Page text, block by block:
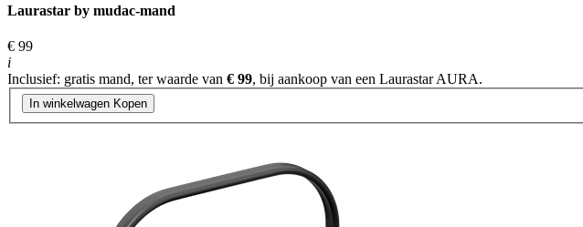
Laurastar by mudac-mand
€ 99
i
Inclusief: gratis mand, ter waarde van € 99, bij aankoop van een Laurastar AURA.
In winkelwagen Kopen